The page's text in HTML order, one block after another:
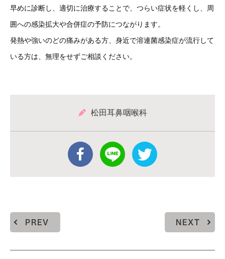
早めに診断し、適切に治療することで、つらい症状を軽くし、周
囲への感染拡大や合併症の予防につながります。
発熱や強いのどの痛みがある方、身近で溶連菌感染症が流行して
いる方は、無理をせずご相談ください。
松田耳鼻咽喉科
PREV NEXT